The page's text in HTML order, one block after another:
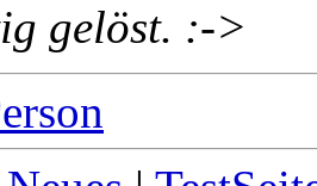
gelöst. :->